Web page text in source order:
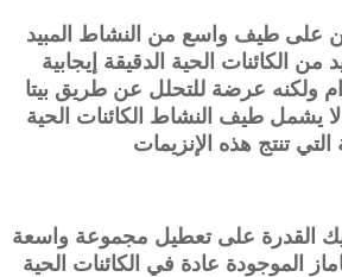
على طيف واسع من النشاط المبيد
من الكائنات الحية الدقيقة إيجابية
ولكنه عرضة للتحلل عن طريق بيتا
لا يشمل طيف النشاط الكائنات الحية
التي تنتج هذه الإنزيمات
القدرة على تعطيل مجموعة واسعة
الموجودة عادة في الكائنات الحية